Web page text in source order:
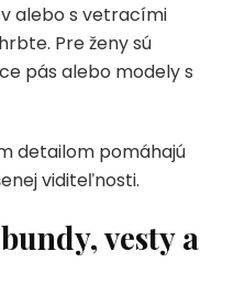
alebo s vetracími
Pre ženy sú
pás alebo modely s
detailom pomáhajú
viditeľnosti.
vesty a